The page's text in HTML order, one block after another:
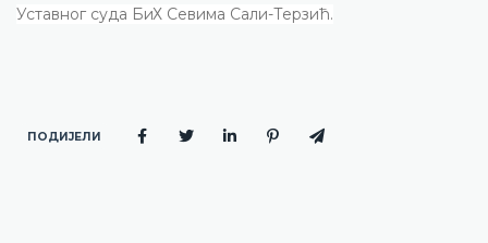
Уставног суда БиХ Севима Сали-Терзић.
ПОДИЈЕЛИ